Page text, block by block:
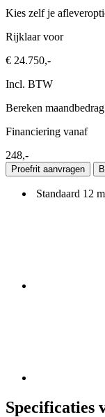
Kies zelf je
Rijklaar voor
€ 24.750,-
Incl. BTW
Bereken maandbedrag
Financiering vanaf
248,-
Proefrit aanvragen
Standaard 12
Specificaties